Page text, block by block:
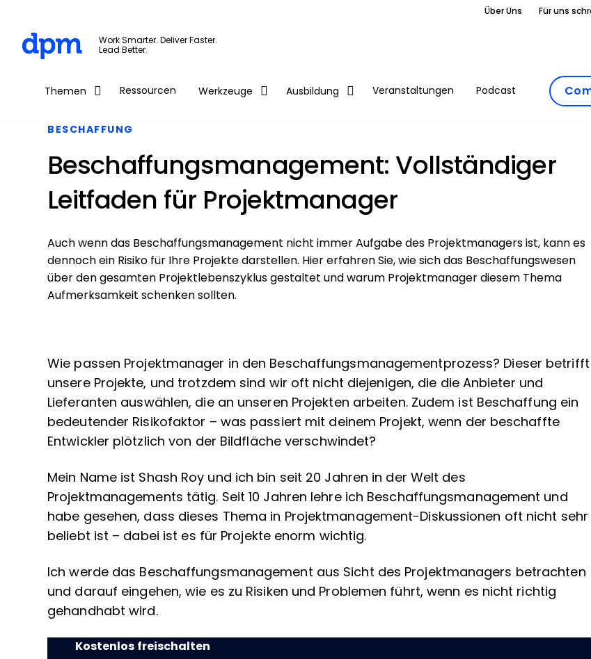
Skip to main content
Über Uns Für uns
Work Smarter. Deliver Faster.
Lead Better.
Themen Ressourcen Werkzeuge Ausbildung Veranstaltungen Podcast
BESCHAFFUNG
Beschaffungsmanagement: Vollständiger
Leitfaden für Projektmanager
Auch wenn das Beschaffungsmanagement nicht immer Aufgabe des Projektmanagers ist, kann es
dennoch ein Risiko für Ihre Projekte darstellen. Hier erfahren Sie, wie sich das Beschaffungswesen
über den gesamten Projektlebenszyklus gestaltet und warum Projektmanager diesem Thema
Aufmerksamkeit schenken sollten.
Wie passen Projektmanager in den Beschaffungsmanagementprozess? Dieser betrifft
unsere Projekte, und trotzdem sind wir oft nicht diejenigen, die die Anbieter und
Lieferanten auswählen, die an unseren Projekten arbeiten. Zudem ist Beschaffung ein
bedeutender Risikofaktor – was passiert mit deinem Projekt, wenn der beschaffte
Entwickler plötzlich von der Bildfläche verschwindet?
Mein Name ist Shash Roy und ich bin seit 20 Jahren in der Welt des
Projektmanagements tätig. Seit 10 Jahren lehre ich Beschaffungsmanagement und
habe gesehen, dass dieses Thema in Projektmanagement-Diskussionen oft nicht sehr
beliebt ist – dabei ist es für Projekte enorm wichtig.
Ich werde das Beschaffungsmanagement aus Sicht des Projektmanagers betrachten
und darauf eingehen, wie es zu Risiken und Problemen führt, wenn es nicht richtig
gehandhabt wird.
Kostenlos freischalten